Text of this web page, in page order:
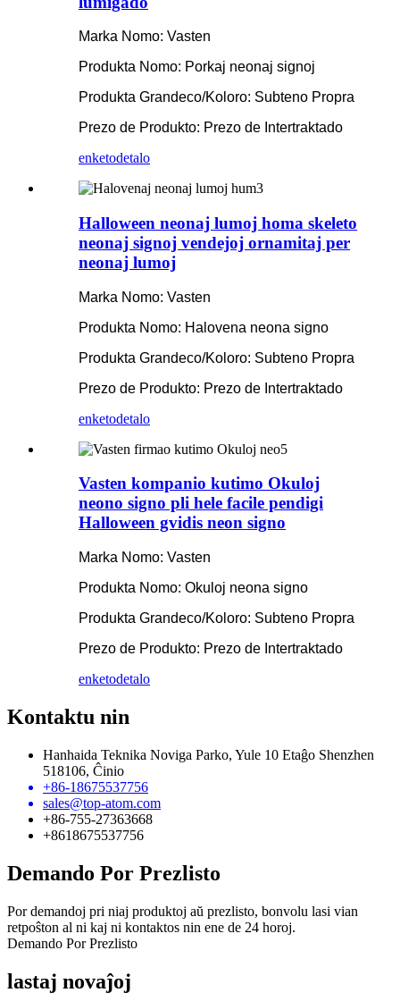
Marka Nomo: Vasten
Produkta Nomo: Porkaj neonaj signoj
Produkta Grandeco/Koloro: Subteno Propra
Prezo de Produkto: Prezo de Intertraktado
enketodetalo
Halloween neonaj lumoj homa skeleto
neonaj signoj vendejoj ornamitaj per
neonaj lumoj
Marka Nomo: Vasten
Produkta Nomo: Halovena neona signo
Produkta Grandeco/Koloro: Subteno Propra
Prezo de Produkto: Prezo de Intertraktado
enketodetalo
Vasten kompanio kutimo Okuloj
neono signo pli hele facile pendigi
Halloween gvidis neon signo
Marka Nomo: Vasten
Produkta Nomo: Okuloj neona signo
Produkta Grandeco/Koloro: Subteno Propra
Prezo de Produkto: Prezo de Intertraktado
enketodetalo
Kontaktu nin
Hanhaida Teknika Noviga Parko, Yule 10 Etaĝo Shenzhen
518106, Ĉinio
+86-18675537756
sales@top-atom.com
+86-755-27363668
+8618675537756
Demando Por Prezlisto
Por demandoj pri niaj produktoj aŭ prezlisto, bonvolu lasi vian
retpoŝton al ni kaj ni kontaktos nin ene de 24 horoj.
Demando Por Prezlisto
lastaj novaĵoj